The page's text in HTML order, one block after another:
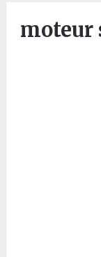
moteur